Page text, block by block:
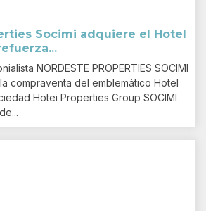
Socimi adquiere el Hotel
NORDESTE PROPERTIES SOCIMI
compraventa del emblemático Hotel
Hotei Properties Group SOCIMI